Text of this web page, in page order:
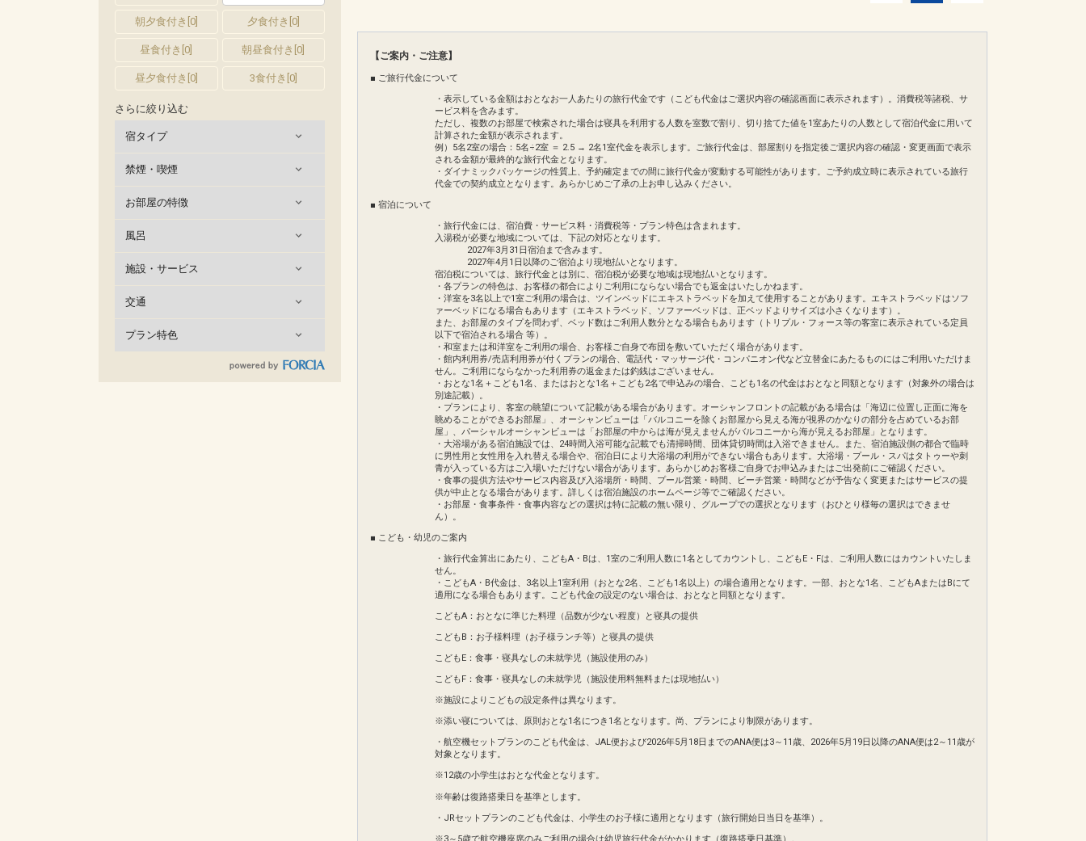
朝夕食付き 0] 夕食付き 0]
昼食付き 0 朝昼食付き 0
昼夕食付き 0] 3食付き 0]
さらに絞り込む
宿タイプ
禁煙・喫煙
お部屋の特徴
風呂
施設・サービス
交通
プラン特色
◆プール＆ビーチのご紹介◆
エメラルドビーチや伊江島を望む解放的なプール。
キッズプールやジェットバスもあり、ご家族でも楽しめます。
営業期間）３月下旬～１０月
営業時間）季節により異なります。ホテルにてご確認ください。
営業時間）９：００～１９：００
設定期間：2026年7月1日～2026年10月31日
【ご案内・ご注意】
■ ご旅行代金について
・表示している金額はおとなお一人あたりの旅行代金です（こども代金はご選択内容の確認画面に表示されます）。消費税等諸税、サ
ービス料を含みます。
ただし、複数のお部屋で検索された場合は寝具を利用する人数を室数で割り、切り捨てた値を1室あたりの人数として宿泊代金に用いて
計算された金額が表示されます。
例）5名2室の場合：5名÷2室 ＝ 2.5 → 2名1室代金を表示します。ご旅行代金は、部屋割りを指定後ご選択内容の確認・変更画面で表示
される金額が最終的な旅行代金となります。
・ダイナミックパッケージの性質上、予約確定までの間に旅行代金が変動する可能性があります。ご予約成立時に表示されている旅行
代金での契約成立となります。あらかじめご了承の上お申し込みください。
■ 宿泊について
・旅行代金には、宿泊費・サービス料・消費税等・プラン特色は含まれます。
入湯税が必要な地域については、下記の対応となります。
2027年3月31日宿泊まで含みます。
2027年4月1日以降のご宿泊より現地払いとなります。
宿泊税については、旅行代金とは別に、宿泊税が必要な地域は現地払いとなります。
・各プランの特色は、お客様の都合によりご利用にならない場合でも返金はいたしかねます。
・洋室を3名以上で1室ご利用の場合は、ツインベッドにエキストラベッドを加えて使用することがあります。エキストラベッドはソフ
ァーベッドになる場合もあります（エキストラベッド、ソファーベッドは、正ベッドよりサイズは小さくなります）。
また、お部屋のタイプを問わず、ベッド数はご利用人数分となる場合もあります（トリプル・フォース等の客室に表示されている定員
以下で宿泊される場合 等）。
・和室または和洋室をご利用の場合、お客様ご自身で布団を敷いていただく場合があります。
・館内利用券/売店利用券が付くプランの場合、電話代・マッサージ代・コンパニオン代など立替金にあたるものにはご利用いただけま
せん。ご利用にならなかった利用券の返金または釣銭はございません。
・おとな1名＋こども1名、またはおとな1名＋こども2名で申込みの場合、こども1名の代金はおとなと同額となります（対象外の場合は
別途記載）。
・プランにより、客室の眺望について記載がある場合があります。オーシャンフロントの記載がある場合は「海辺に位置し正面に海を
眺めることができるお部屋」、オーシャンビューは「バルコニーを除くお部屋から見える海が視界のかなりの部分を占めているお部
屋」、パーシャルオーシャンビューは「お部屋の中からは海が見えませんがバルコニーから海が見えるお部屋」となります。
・大浴場がある宿泊施設では、24時間入浴可能な記載でも清掃時間、団体貸切時間は入浴できません。また、宿泊施設側の都合で臨時
に男性用と女性用を入れ替える場合や、宿泊日により大浴場の利用ができない場合もあります。大浴場・プール・スパはタトゥーや刺
青が入っている方はご入場いただけない場合があります。あらかじめお客様ご自身でお申込みまたはご出発前にご確認ください。
・食事の提供方法やサービス内容及び入浴場所・時間、プール営業・時間、ビーチ営業・時間などが予告なく変更またはサービスの提
供が中止となる場合があります。詳しくは宿泊施設のホームページ等でご確認ください。
・お部屋・食事条件・食事内容などの選択は特に記載の無い限り、グループでの選択となります（おひとり様毎の選択はできませ
ん）。
■ こども・幼児のご案内
・旅行代金算出にあたり、こどもA・Bは、1室のご利用人数に1名としてカウントし、こどもE・Fは、ご利用人数にはカウントいたしま
せん。
・こどもA・B代金は、3名以上1室利用（おとな2名、こども1名以上）の場合適用となります。一部、おとな1名、こどもAまたはBにて
適用になる場合もあります。こども代金の設定のない場合は、おとなと同額となります。
こどもA：おとなに準じた料理（品数が少ない程度）と寝具の提供
こどもB：お子様料理（お子様ランチ等）と寝具の提供
こどもE：食事・寝具なしの未就学児（施設使用のみ）
こどもF：食事・寝具なしの未就学児（施設使用料無料または現地払い）
※施設によりこどもの設定条件は異なります。
※添い寝については、原則おとな1名につき1名となります。尚、プランにより制限があります。
・航空機セットプランのこども代金は、JAL便および2026年5月18日までのANA便は3～11歳、2026年5月19日以降のANA便は2～11歳が
対象となります。
※12歳の小学生はおとな代金となります。
※年齢は復路搭乗日を基準とします。
・JRセットプランのこども代金は、小学生のお子様に適用となります（旅行開始日当日を基準）。
※3～5歳で航空機座席のみご利用の場合は幼児旅行代金がかかります（復路搭乗日基準）。